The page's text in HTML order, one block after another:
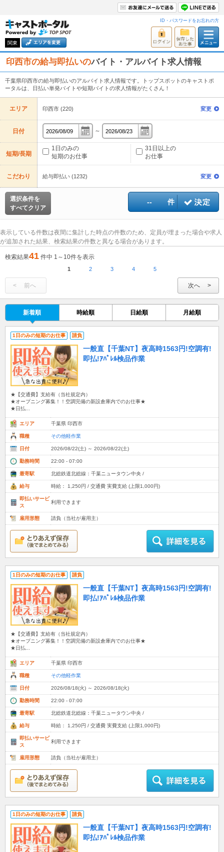
関東
ID・パスワードをお忘れの方
印西市の給与即払いのバイト・アルバイト求人情報
千葉県印西市の給与即払いのアルバイト求人情報です。トップスポットのキャストポ
ータルは、日払い単発バイトや短期バイトの求人情報がたくさん！
エリア 印西市 (220) 変更
日付 ～
短期/長期
1日のみの
短期のお仕事
31日以上の
お仕事
こだわり 給与即払い (1232) 変更
選択条件を
すべてクリア
-- 件
表示している件数は夜間に集計した時点の件数のため、定員が埋まった場合や求人
が追加された結果、検索結果の件数と異なる場合があります。
検索結果41 件中 1～10件を表示
1 2 3 4 5
前へ 次へ
新着順 時給順 日給順 月給順
1日のみの短期のお仕事 請負
一般直【千葉NT】夜高時1563円!空調有!
即払!ｱﾊﾟﾚﾙ検品作業
★【交通費】支給有（当社規定内）
★オープニング募集！！空調完備の新設倉庫内でのお仕事★
★日払...
エリア 千葉県 印西市
職種 その他軽作業
日付 2026/08/22(土) ～ 2026/08/22(土)
勤務時間 22:00 - 07:00
最寄駅 北総鉄道北総線：千葉ニュータウン中央 /
給与 時給： 1,250円 / 交通費 実費支給 (上限1,000円)
即払いサービ
ス
利用できます
雇用形態 請負（当社が雇用主）
1日のみの短期のお仕事 請負
一般直【千葉NT】夜高時1563円!空調有!
即払!ｱﾊﾟﾚﾙ検品作業
★【交通費】支給有（当社規定内）
★オープニング募集！！空調完備の新設倉庫内でのお仕事★
★日払...
エリア 千葉県 印西市
職種 その他軽作業
日付 2026/08/18(火) ～ 2026/08/18(火)
勤務時間 22:00 - 07:00
最寄駅 北総鉄道北総線：千葉ニュータウン中央 /
給与 時給： 1,250円 / 交通費 実費支給 (上限1,000円)
即払いサービ
ス
利用できます
雇用形態 請負（当社が雇用主）
1日のみの短期のお仕事 請負
一般直【千葉NT】夜高時1563円!空調有!
即払!ｱﾊﾟﾚﾙ検品作業